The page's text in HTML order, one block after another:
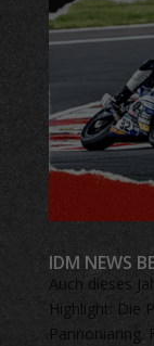
IDM NEWS
Auch dieses
Highlight: Die
Pannoniaring.